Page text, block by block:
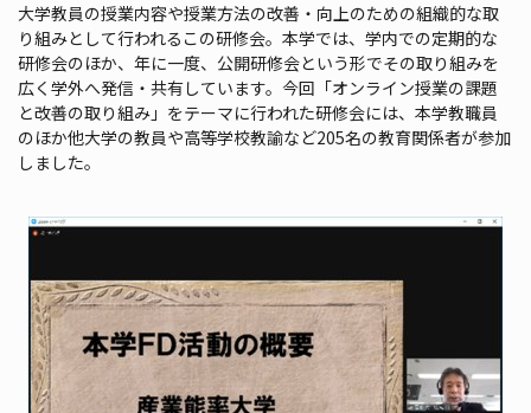
大学教員の授業内容や授業方法の改善・向上のための組織的な取
り組みとして行われるこの研修会。本学では、学内での定期的な
研修会のほか、年に一度、公開研修会という形でその取り組みを
広く学外へ発信・共有しています。今回「オンライン授業の課題
と改善の取り組み」をテーマに行われた研修会には、本学教職員
のほか他大学の教員や高等学校教諭など205名の教育関係者が参加
しました。